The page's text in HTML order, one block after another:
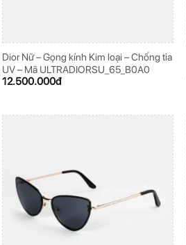
Dior Nữ – Gọng kính Kim loại – Chống tia
UV – Mã ULTRADIORSU_65_B0A0
12.500.000đ